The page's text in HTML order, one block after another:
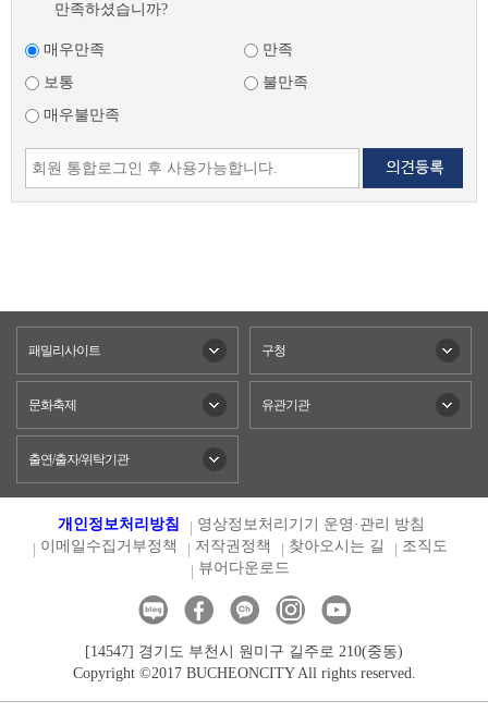
만족하셨습니까?
매우만족
만족
보통
불만족
매우불만족
패밀리사이트 구청
문화축제 유관기관
출연/출자/위탁기관
개인정보처리방침
영상정보처리기기 운영·관리 방침
이메일수집거부정책
저작권정책 찾아오시는 길
조직도
뷰어다운로드
[14547] 경기도 부천시 원미구 길주로 210(중동)
Copyright ©2017 BUCHEONCITY All rights reserved.